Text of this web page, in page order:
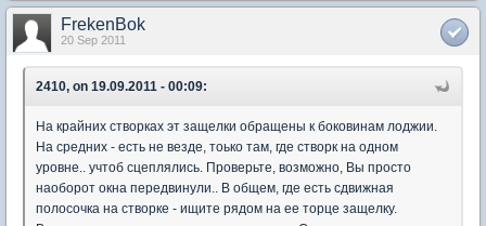
FrekenBok
20 Sep 2011
2410, on 19.09.2011 - 00:09:
На крайних створках эт защелки обращены к боковинам лоджии.
На средних - есть не везде, тоько там, где створк на одном
уровне.. учтоб сцеплялись. Проверьте, возможно, Вы просто
наоборот окна передвинули.. В общем, где есть сдвижная
полосочка на створке - ищите рядом на ее торце защелку.